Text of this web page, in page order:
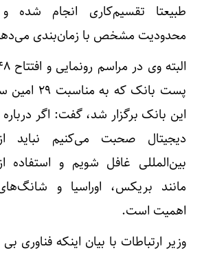
طبیعتا تقسیم‌کاری انجام شده و
محدودیت مشخص با زمان‌بندی
پست بانک که
این بانک برگزار شد، گفت: اگر
دیجیتال صحبت می‌کنیم نباید
بین‌المللی غافل شویم و استفاده
مانند بریکس، اوراسیا و
اهمیت است.
وزیر ارتباطات با بیان اینکه فناوری